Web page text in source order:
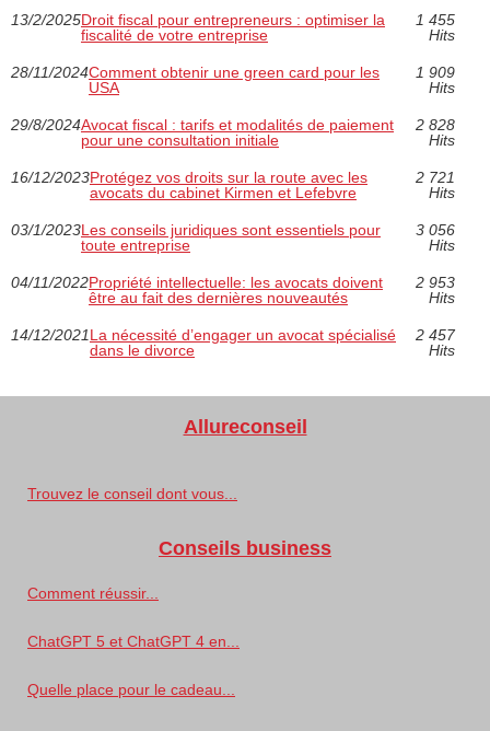
13/2/2025Droit fiscal pour entrepreneurs : optimiser la
fiscalité de votre entreprise
1 455
Hits
28/11/2024Comment obtenir une green card pour les
USA
1 909
Hits
29/8/2024Avocat fiscal : tarifs et modalités de paiement
pour une consultation initiale
2 828
Hits
16/12/2023Protégez vos droits sur la route avec les
avocats du cabinet Kirmen et Lefebvre
2 721
Hits
03/1/2023Les conseils juridiques sont essentiels pour
toute entreprise
3 056
Hits
04/11/2022Propriété intellectuelle: les avocats doivent
être au fait des dernières nouveautés
2 953
Hits
14/12/2021La nécessité d’engager un avocat spécialisé
dans le divorce
2 457
Hits
Allureconseil
Trouvez le conseil dont vous...
Conseils business
Comment réussir...
ChatGPT 5 et ChatGPT 4 en...
Quelle place pour le cadeau...